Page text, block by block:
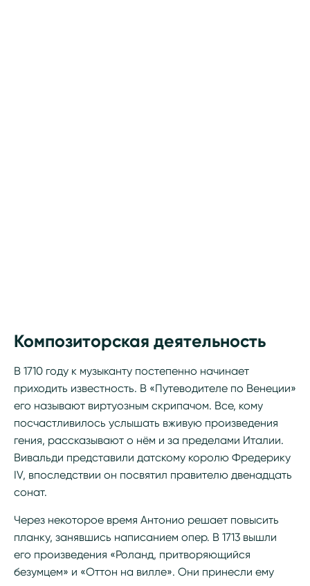
Композиторская деятельность
В 1710 году к музыканту постепенно начинает
приходить известность. В «Путеводителе по Венеции»
его называют виртуозным скрипачом. Все, кому
посчастливилось услышать вживую произведения
гения, рассказывают о нём и за пределами Италии.
Вивальди представили датскому королю Фредерику
IV, впоследствии он посвятил правителю двенадцать
сонат.
Через некоторое время Антонио решает повысить
планку, занявшись написанием опер. В 1713 вышли
его произведения «Роланд, притворяющийся
безумцем» и «Оттон на вилле». Они принесли ему